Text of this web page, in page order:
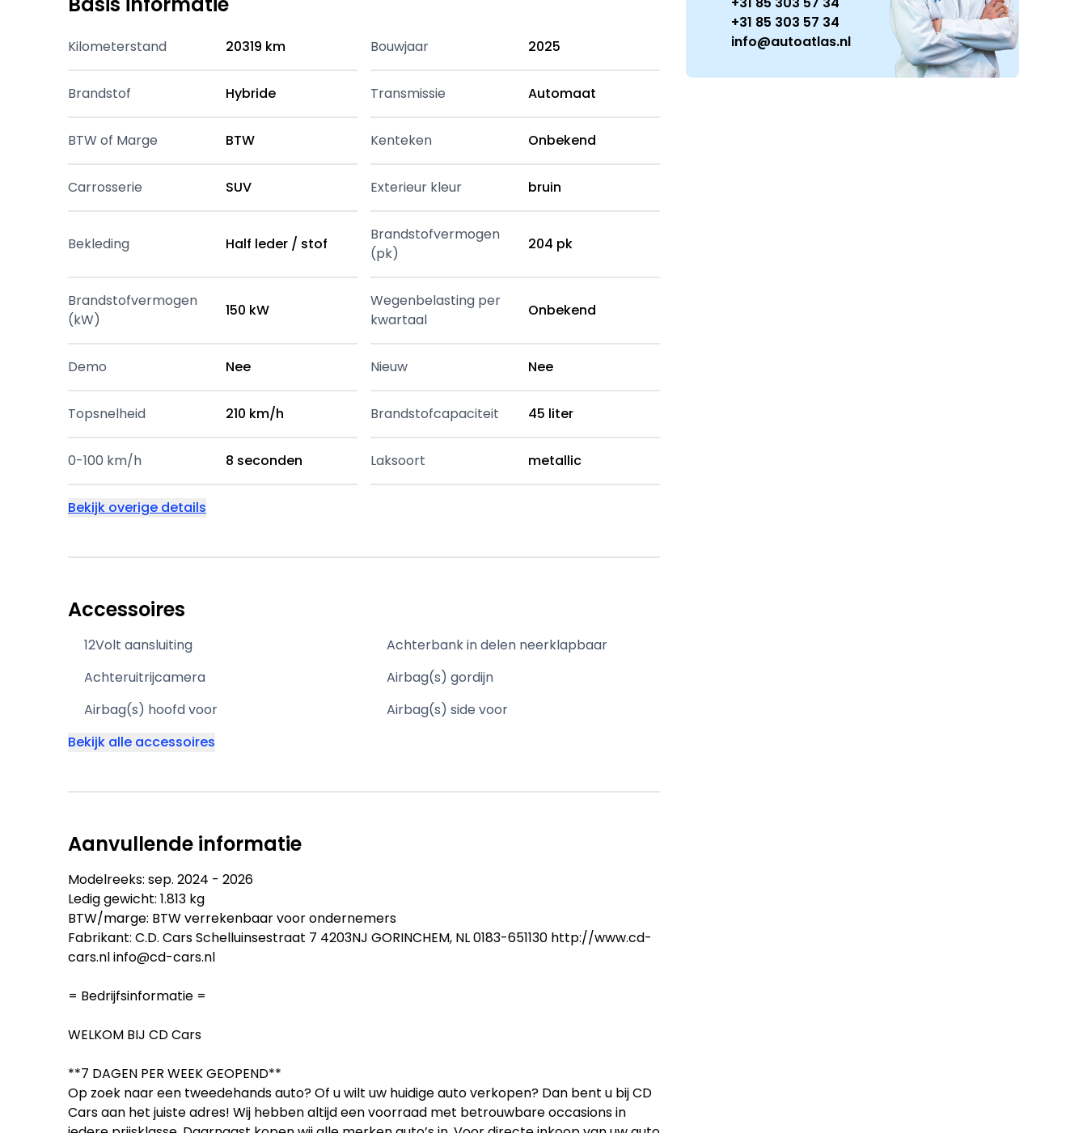
+31 85 303 57 34
info@autoatlas.nl
Kilometerstand 20319 km Bouwjaar 2025
Brandstof Hybride Transmissie Automaat
BTW of Marge BTW Kenteken Onbekend
Carrosserie SUV Exterieur kleur bruin
Bekleding Half leder / stof
Brandstofvermogen
(pk)
204 pk
Brandstofvermogen
(kW)
150 kW
Wegenbelasting per
kwartaal
Onbekend
Demo Nee Nieuw Nee
Topsnelheid 210 km/h Brandstofcapaciteit 45 liter
0-100 km/h 8 seconden Laksoort metallic
Bekijk overige details
Accessoires
12Volt aansluiting
Achterbank in delen neerklapbaar
Achteruitrijcamera
Airbag(s) gordijn
Airbag(s) hoofd voor
Airbag(s) side voor
Bekijk alle accessoires
Aanvullende informatie
Modelreeks: sep. 2024 - 2026
Ledig gewicht: 1.813 kg
BTW/marge: BTW verrekenbaar voor ondernemers
Fabrikant: C.D. Cars Schelluinsestraat 7 4203NJ GORINCHEM, NL 0183-651130 http://www.cd-
cars.nl info@cd-cars.nl
= Bedrijfsinformatie =
WELKOM BIJ CD Cars
**7 DAGEN PER WEEK GEOPEND**
Op zoek naar een tweedehands auto? Of u wilt uw huidige auto verkopen? Dan bent u bij CD
Cars aan het juiste adres! Wij hebben altijd een voorraad met betrouwbare occasions in